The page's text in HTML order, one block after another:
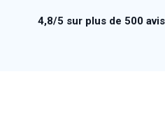
4,8/5 sur plus de 500 avis